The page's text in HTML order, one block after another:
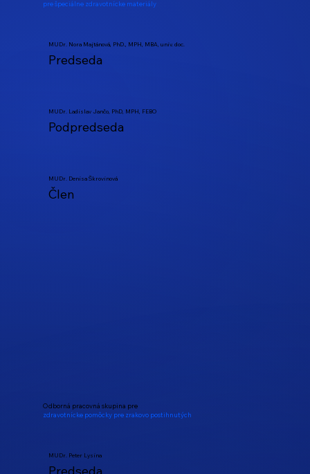
pre špeciálne zdravotnícke materiály
MUDr. Nora Majtánová, PhD., MPH, MBA, univ. doc.
Predseda
MUDr. Ladislav Jančo, PhD, MPH, FEBO
Podpredseda
MUDr. Denisa Škrovinová
Člen
Odborná pracovná skupina pre
zdravotnícke pomôcky pre zrakovo postihnutých
MUDr. Peter Lysina
Predseda